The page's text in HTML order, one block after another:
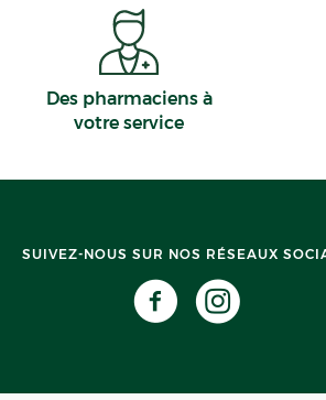
Des pharmaciens à
votre service
SUIVEZ-NOUS SUR NOS RÉSEAUX